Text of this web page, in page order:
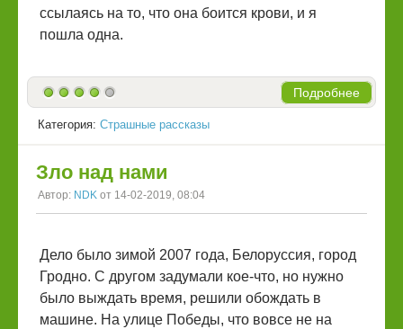
ссылаясь на то, что она боится крови, и я
пошла одна.
Подробнее
Категория: Страшные рассказы
Зло над нами
Автор: NDK от 14-02-2019, 08:04
Дело было зимой 2007 года, Белоруссия, город
Гродно. С другом задумали кое-что, но нужно
было выждать время, решили обождать в
машине. На улице Победы, что вовсе не на